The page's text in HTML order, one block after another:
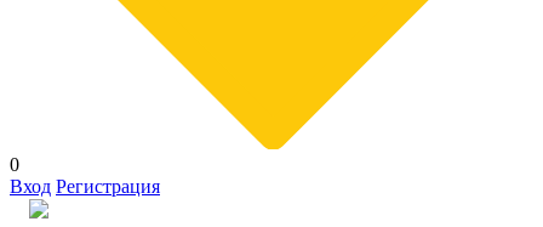
0
Вход Регистрация